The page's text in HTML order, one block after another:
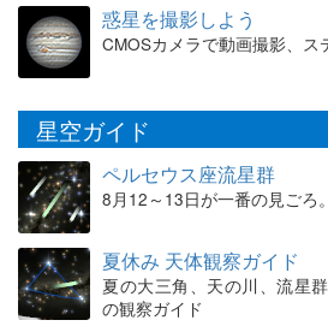
惑星を撮影しよう
CMOSカメラで動画撮影、ス
星空ガイド
ペルセウス座流星群
8月12～13日が一番の見ごろ
夏休み 天体観察ガイド
夏の大三角、天の川、流星
の観察ガイド